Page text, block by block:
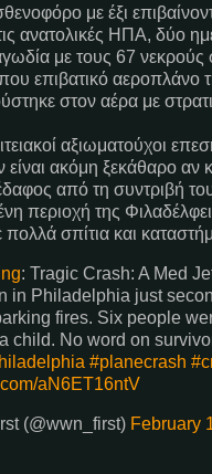
με έξι
ανατολικές ΗΠΑ, δύο
με τους 67 νεκρούς
επιβατικό αεροπλάνο
στον αέρα με
αξιωματούχοι
είναι ακόμη ξεκάθαρο αν
από τη συντριβή
περιοχή της
πολλά σπίτια και
: Tragic Crash: A Med
in Philadelphia just
fires. Six people
child. No word on
#planecrash
aN6ET16ntV
(@wwn_first) February